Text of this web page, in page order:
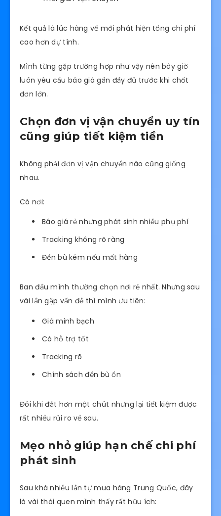
Kết quả là lúc hàng về mới phát hiện tổng chi phí
cao hơn dự tính.
Mình từng gặp trường hợp như vậy nên bây giờ
luôn yêu cầu báo giá gần đầy đủ trước khi chốt
đơn lớn.
Chọn đơn vị vận chuyển uy tín
cũng giúp tiết kiệm tiền
Không phải đơn vị vận chuyển nào cũng giống
nhau.
Có nơi:
Báo giá rẻ nhưng phát sinh nhiều phụ phí
Tracking không rõ ràng
Đền bù kém nếu mất hàng
Ban đầu mình thường chọn nơi rẻ nhất. Nhưng sau
vài lần gặp vấn đề thì mình ưu tiên:
Giá minh bạch
Có hỗ trợ tốt
Tracking rõ
Chính sách đền bù ổn
Đôi khi đắt hơn một chút nhưng lại tiết kiệm được
rất nhiều rủi ro về sau.
Mẹo nhỏ giúp hạn chế chi phí
phát sinh
Sau khá nhiều lần tự mua hàng Trung Quốc, đây
là vài thói quen mình thấy rất hữu ích: